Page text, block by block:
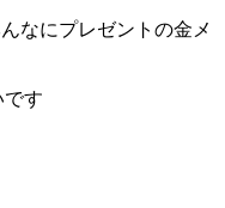
なにプレゼントの金メ
す